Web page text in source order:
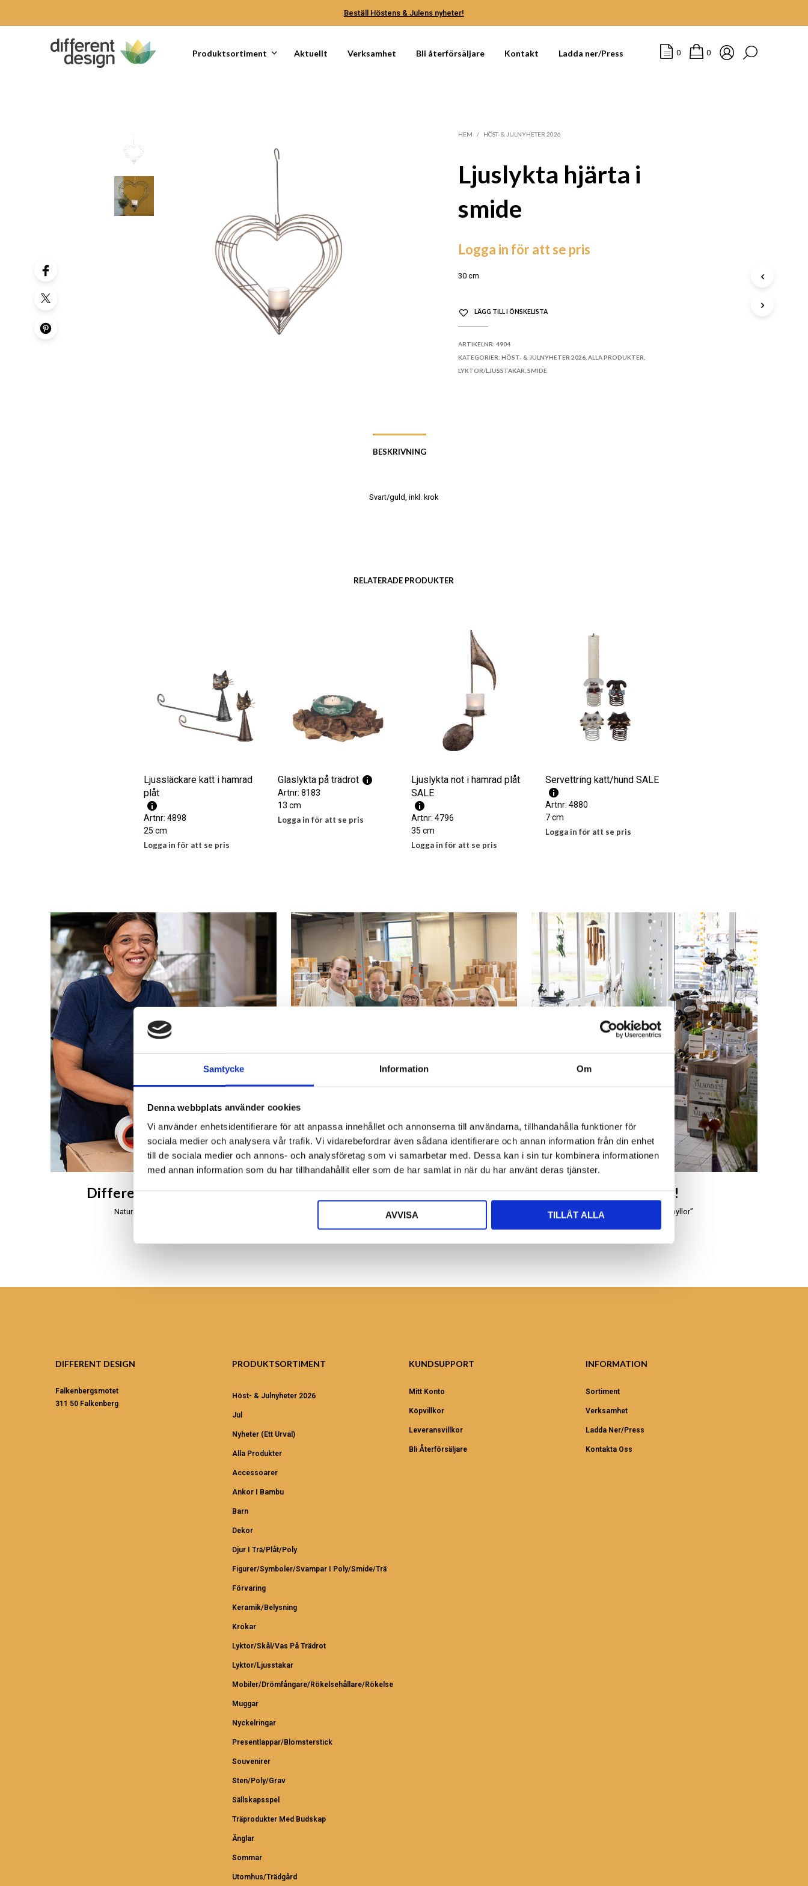
Samtycke Information Om
Denna webbplats använder cookies
Vi använder enhetsidentifierare för att anpassa innehållet och annonserna till användarna, tillhandahålla funktioner för
sociala medier och analysera vår trafik. Vi vidarebefordrar även sådana identifierare och annan information från din enhet
till de sociala medier och annons- och analysföretag som vi samarbetar med. Dessa kan i sin tur kombinera informationen
med annan information som du har tillhandahållit eller som de har samlat in när du har använt deras tjänster.
AVVISA TILLÅT ALLA
Beställ Höstens & Julens nyheter!
Produktsortiment Aktuellt Verksamhet Bli återförsäljare Kontakt Ladda ner/Press 0 0
HEM / HÖST- & JULNYHETER 2026
Ljuslykta hjärta i
smide
Logga in för att se pris
30 cm
LÄGG TILL I ÖNSKELISTA
ARTIKELNR: 4904
KATEGORIER: HÖST- & JULNYHETER 2026,ALLA PRODUKTER,
LYKTOR/LJUSSTAKAR,SMIDE
BESKRIVNING
Svart/guld, inkl. krok
RELATERADE PRODUKTER
Ljussläckare katt i hamrad
plåt
Artnr: 4898
25 cm
Logga in för att se pris
Glaslykta på trädrot
Artnr: 8183
13 cm
Logga in för att se pris
Ljuslykta not i hamrad plåt
SALE
Artnr: 4796
35 cm
Logga in för att se pris
Servettring katt/hund SALE
Artnr: 4880
7 cm
Logga in för att se pris
Different Design på Bali
Naturligt, äkta och handgjort
Bli återförsäljare
Ansök nu!
Besök oss!
Leta bland våra “uddahyllor”
DIFFERENT DESIGN
Falkenbergsmotet
311 50 Falkenberg
PRODUKTSORTIMENT
Höst- & Julnyheter 2026
Jul
Nyheter (ett Urval)
Alla Produkter
Accessoarer
Ankor I Bambu
Barn
Dekor
Djur I Trä/Plåt/Poly
Figurer/Symboler/Svampar I Poly/Smide/Trä
Förvaring
Keramik/Belysning
Krokar
Lyktor/Skål/Vas På Trädrot
Lyktor/Ljusstakar
Mobiler/Drömfångare/Rökelsehållare/Rökelse
Muggar
Nyckelringar
Presentlappar/Blomsterstick
Souvenirer
Sten/Poly/Grav
Sällskapsspel
Träprodukter Med Budskap
Änglar
Sommar
Utomhus/Trädgård
KUNDSUPPORT
Mitt Konto
Köpvillkor
Leveransvillkor
Bli Återförsäljare
INFORMATION
Sortiment
Verksamhet
Ladda Ner/Press
Kontakta Oss